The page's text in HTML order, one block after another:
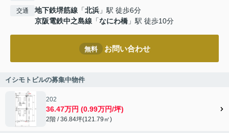
交通 地下鉄堺筋線 「北浜 」駅 徒歩6分
京阪電鉄中之島線 「なにわ橋 」駅 徒歩10分
無料 お問い合わせ
イシモトビルの募集中物件
202
36.47万円 (0.99万円/坪)
2階 / 36.84坪(121.79㎡)